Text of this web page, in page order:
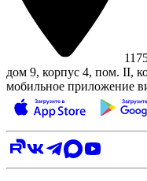
дом 9, корпус 4, пом. II,
мобильное приложение